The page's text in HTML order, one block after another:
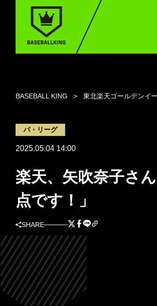
BASEBALL KING 東北楽天ゴールデンイ
パ・リーグ
2025.05.04 14:00
楽天、矢吹奈子さ
点です！」
SHARE